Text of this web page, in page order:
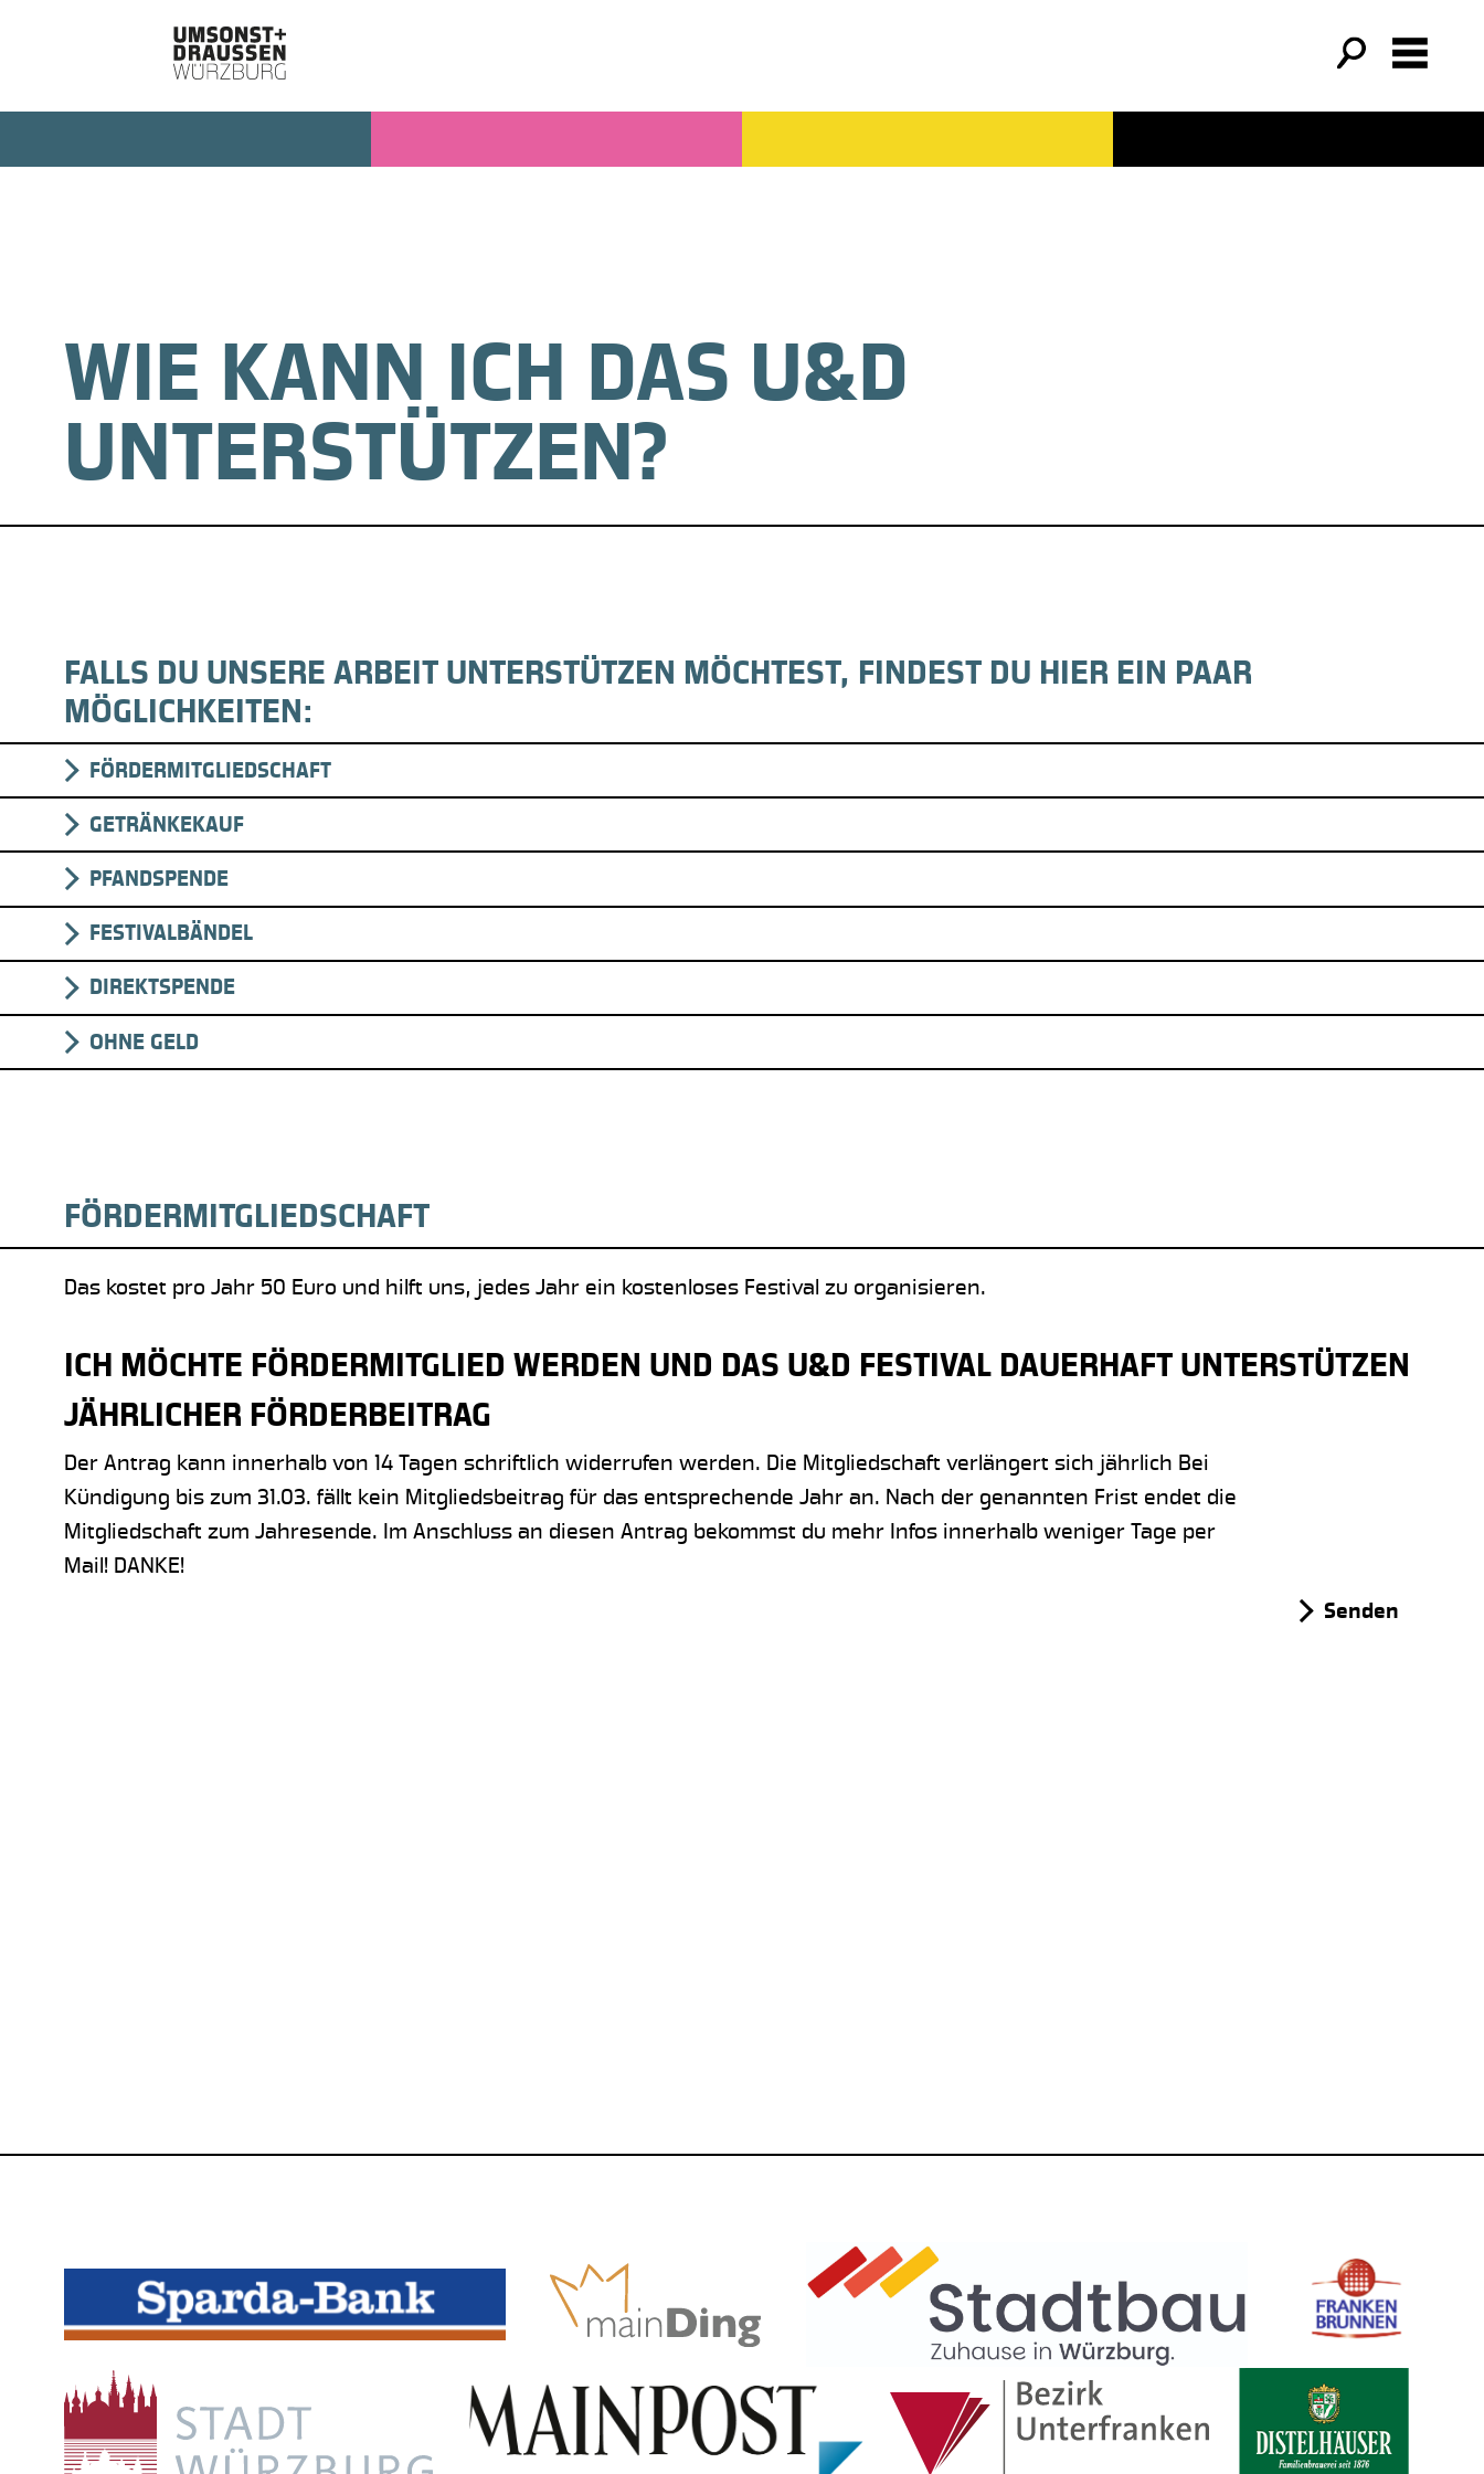
WIE KANN ICH DAS U&D
UNTERSTÜTZEN?
FALLS DU UNSERE ARBEIT UNTERSTÜTZEN MÖCHTEST, FINDEST DU HIER EIN PAAR
MÖGLICHKEITEN:
FÖRDERMITGLIEDSCHAFT
GETRÄNKEKAUF
PFANDSPENDE
FESTIVALBÄNDEL
DIREKTSPENDE
OHNE GELD
FÖRDERMITGLIEDSCHAFT
Das kostet pro Jahr 50 Euro und hilft uns, jedes Jahr ein kostenloses Festival zu organisieren.
ICH MÖCHTE FÖRDERMITGLIED WERDEN UND DAS U&D FESTIVAL DAUERHAFT UNTERSTÜTZEN
JÄHRLICHER FÖRDERBEITRAG
Der Antrag kann innerhalb von 14 Tagen schriftlich widerrufen werden. Die Mitgliedschaft verlängert sich jährlich Bei
Kündigung bis zum 31.03. fällt kein Mitgliedsbeitrag für das entsprechende Jahr an. Nach der genannten Frist endet die
Mitgliedschaft zum Jahresende. Im Anschluss an diesen Antrag bekommst du mehr Infos innerhalb weniger Tage per
Mail! DANKE!
Senden